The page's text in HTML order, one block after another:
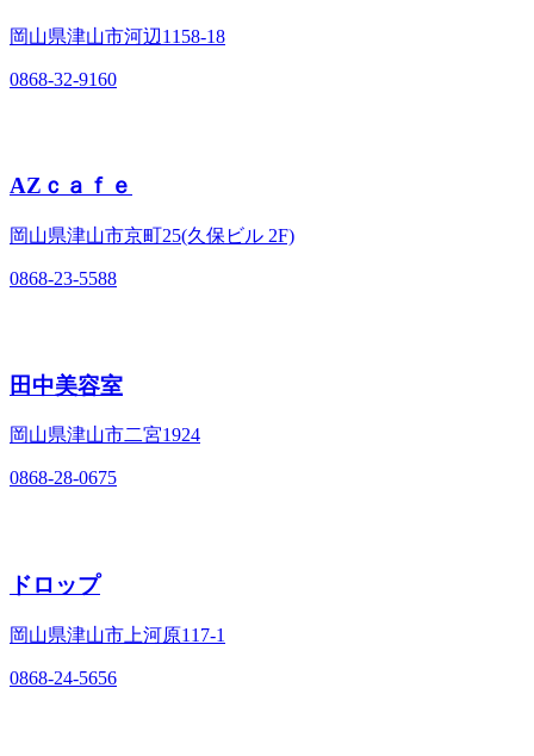
岡山県津山市河辺1158-18
0868-32-9160
AZｃａｆｅ
岡山県津山市京町25(久保ビル 2F)
0868-23-5588
田中美容室
岡山県津山市二宮1924
0868-28-0675
ドロップ
岡山県津山市上河原117‐1
0868-24-5656